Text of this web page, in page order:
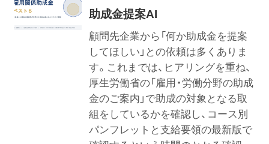
助成金提案AI
顧問先企業から「何か助成金を提案
してほしい」との依頼は多くありま
す。これまでは、ヒアリングを重ね、
厚生労働省の「雇用・労働分野の助成
金のご案内」で助成の対象となる取
組をしているかを確認し、コース別
パンフレットと支給要領の最新版で